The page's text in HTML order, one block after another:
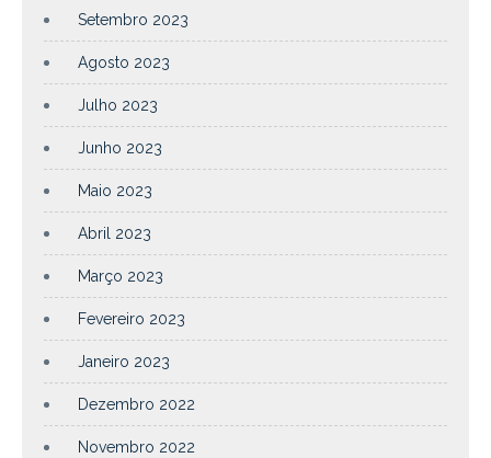
Setembro 2023
Agosto 2023
Julho 2023
Junho 2023
Maio 2023
Abril 2023
Março 2023
Fevereiro 2023
Janeiro 2023
Dezembro 2022
Novembro 2022